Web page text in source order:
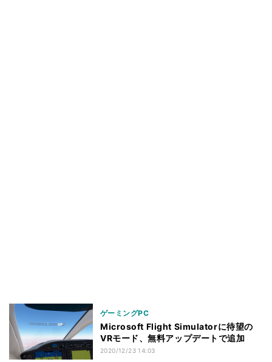
ゲーミングPC
Microsoft Flight Simulatorに待望の
VRモード、無料アップデートで追加
2020/12/23 14:03